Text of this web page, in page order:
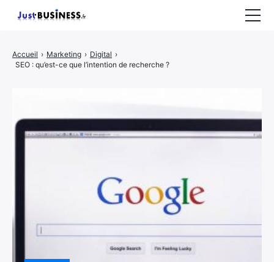
Accueil › Marketing › Digital ›
SEO : qu’est-ce que l’intention de recherche ?
Entrepreneuriat
Immobilier